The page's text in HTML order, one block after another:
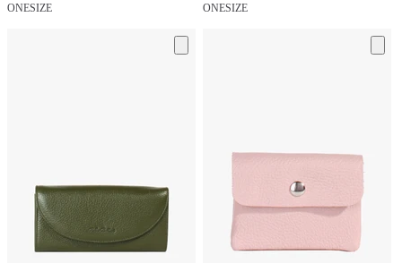
ONESIZE ONESIZE